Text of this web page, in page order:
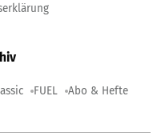
FUEL Abo & Hefte